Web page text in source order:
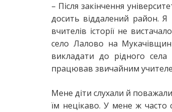
– Після закінчення
досить віддалений район.
вчителів історії не
село Лалово на
викладати до рідного
працював звичайним
Мене діти слухали й
їм нецікаво. У мене ж часто